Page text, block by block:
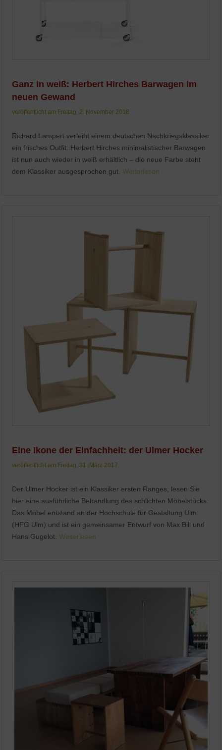
Ganz in weiß: Herbert Hirches Barwagen im
neuen Gewand
veröffentlicht am Freitag, 2. November 2018
Richard Lampert verleiht einem deutschen Nachkriegsklassiker
ein frisches Outfit. Herbert Hirches minimalistischer Barwagen
ist nun auch wieder in weiß erhältlich – die neue Farbe steht
dem Klassiker ausgesprochen gut.Weiterlesen
Eine Ikone der Einfachheit: der Ulmer Hocker
veröffentlicht am Freitag, 31. März 2017
Der Ulmer Hocker ist ein Klassiker ersten Ranges, lesen Sie
hier eine ausführliche Behandlung des schlichten Möbelstücks.
Das Möbel entstand an der Hochschule für Gestaltung Ulm
(HFG Ulm) und ist ein gemeinsamer Entwurf von Max Bill und
Hans Gugelot.Weiterlesen